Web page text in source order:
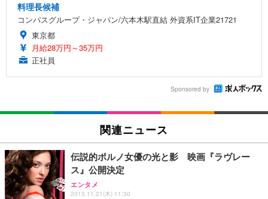
料理長候補
コンパスグループ・ジャパン/六本木駅直結 外資系IT企業21721
東京都
月給28万円～35万円
正社員
Sponsored by
関連ニュース
伝説的ポルノ女優の光と影 映画『ラヴレー
ス』公開決定
エンタメ
2013.11.21(木) 11:30